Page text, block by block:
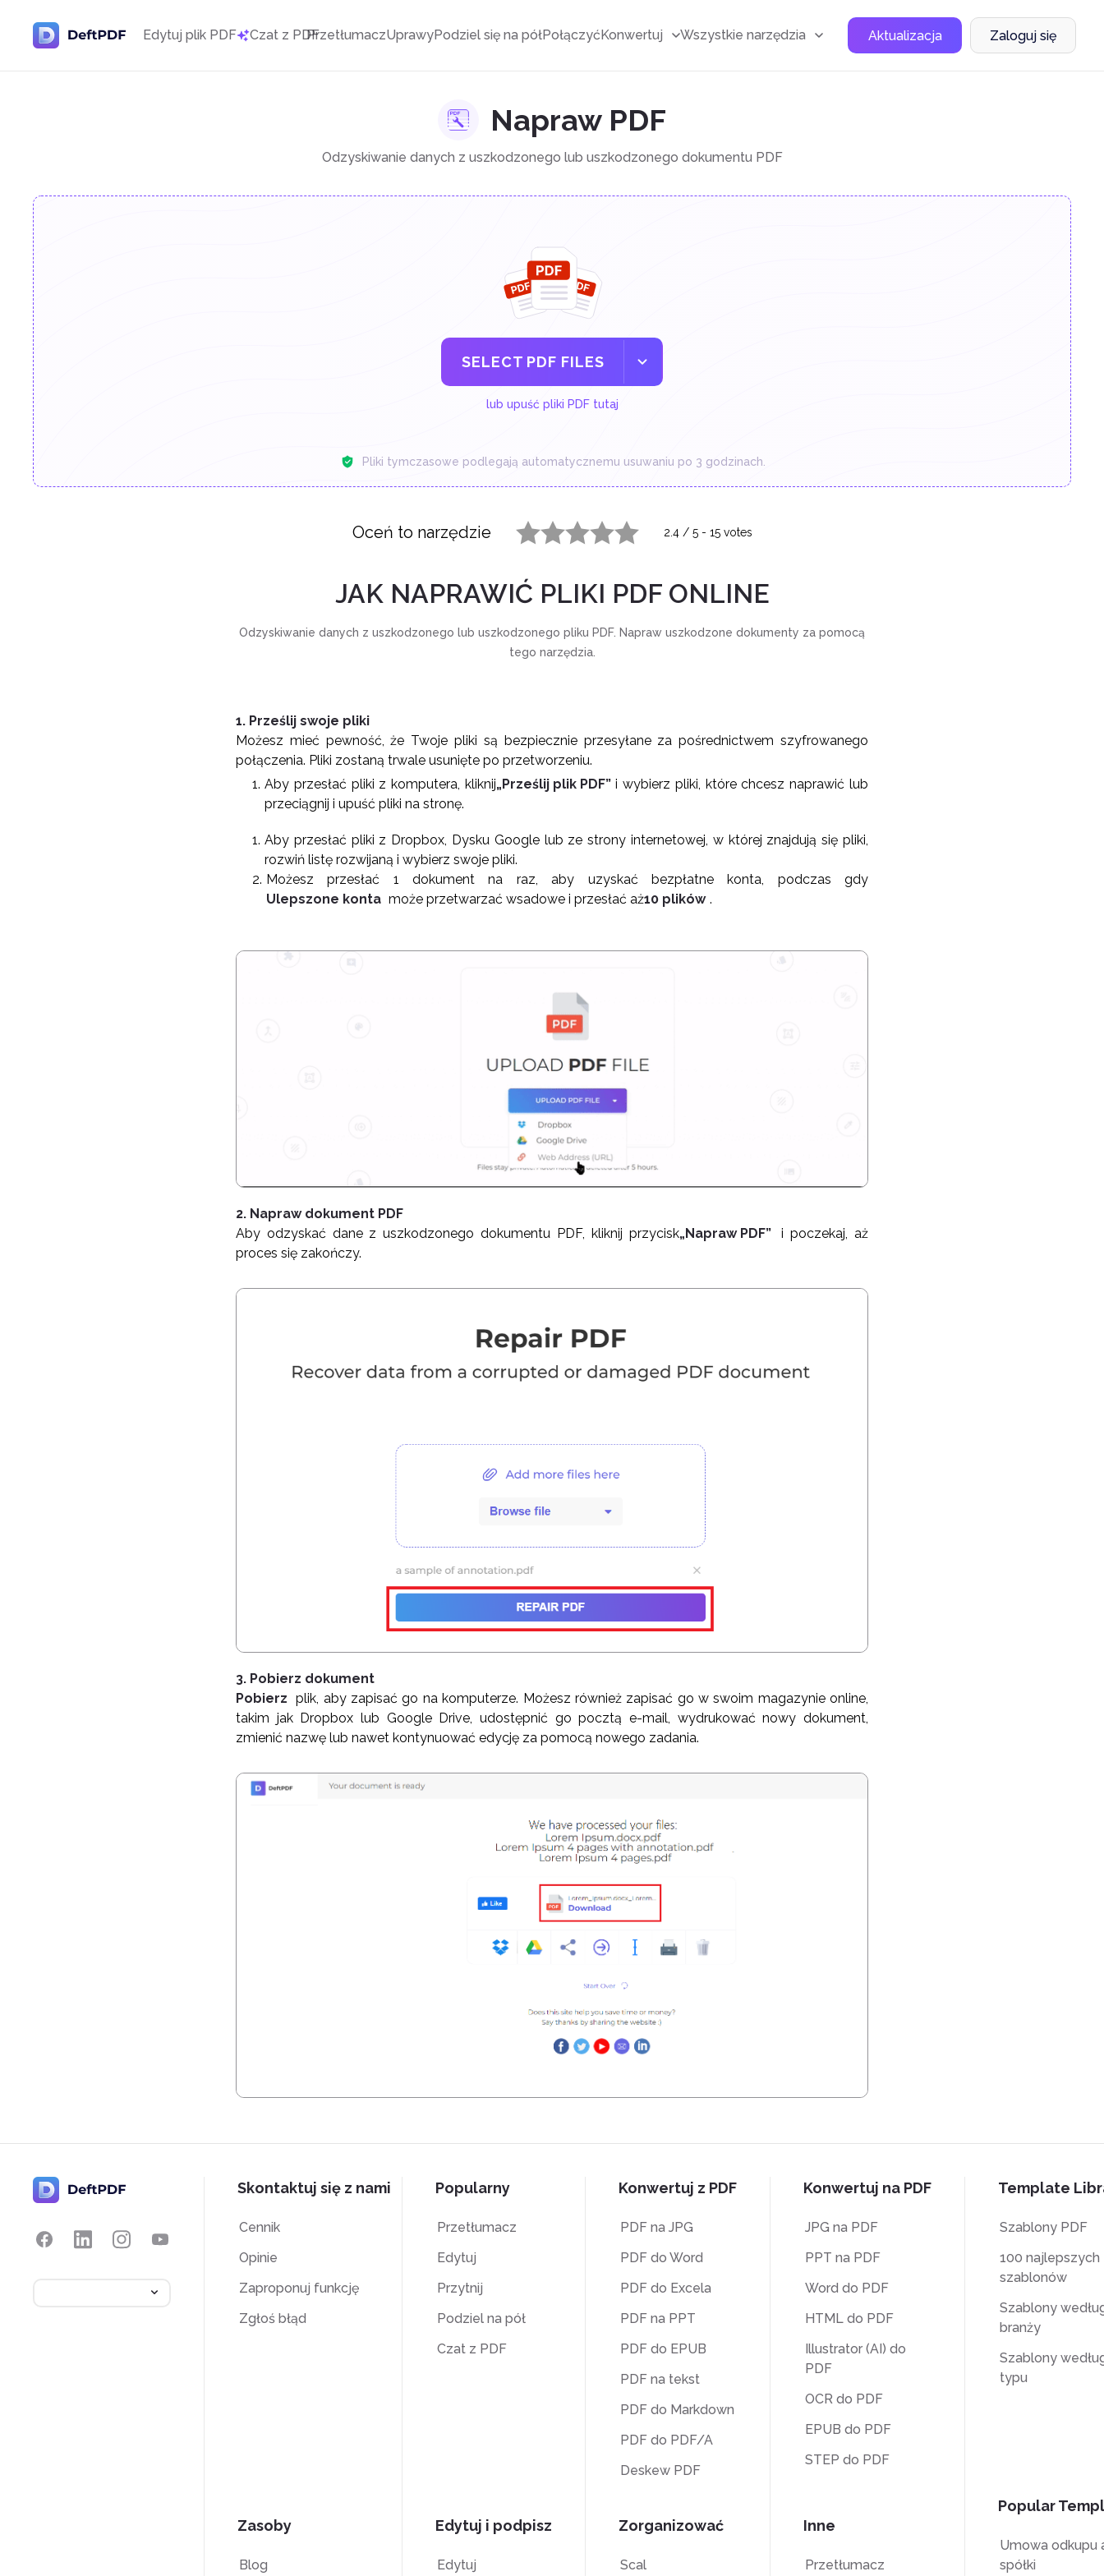
Edytuj plik PDF Czat z PDFPrzetłumaczUprawyPodziel się na półPołączyćKonwertuj Wszystkie narzędzia Aktualizacja Zaloguj się
Napraw PDF
Odzyskiwanie danych z uszkodzonego lub uszkodzonego dokumentu PDF
SELECT PDF FILES
lub upuść pliki PDF tutaj
Pliki tymczasowe podlegają automatycznemu usuwaniu po 3 godzinach.
Oceń to narzędzie 2.4/ 5- 15votes
JAK NAPRAWIĆ PLIKI PDF ONLINE
Odzyskiwanie danych z uszkodzonego lub uszkodzonego pliku PDF. Napraw uszkodzone dokumenty za pomocą
tego narzędzia.
1. Prześlij swoje pliki
Możesz mieć pewność, że Twoje pliki są bezpiecznie przesyłane za pośrednictwem szyfrowanego
połączenia. Pliki zostaną trwale usunięte po przetworzeniu.
Aby przesłać pliki z komputera, kliknij„Prześlij plik PDF” i wybierz pliki, które chcesz naprawić lub
przeciągnij i upuść pliki na stronę.
Aby przesłać pliki z Dropbox, Dysku Google lub ze strony internetowej, w której znajdują się pliki,
rozwiń listę rozwijaną i wybierz swoje pliki.
Możesz przesłać 1 dokument na raz, aby uzyskać bezpłatne konta, podczas gdy
Ulepszone konta może przetwarzać wsadowe i przesłać aż10 plików .
2. Napraw dokument PDF
Aby odzyskać dane z uszkodzonego dokumentu PDF, kliknij przycisk„Napraw PDF”
i poczekaj, aż
proces się zakończy.
3. Pobierz dokument
Pobierz plik, aby zapisać go na komputerze. Możesz również zapisać go w swoim magazynie online,
takim jak Dropbox lub Google Drive, udostępnić go pocztą e-mail, wydrukować nowy dokument,
zmienić nazwę lub nawet kontynuować edycję za pomocą nowego zadania.
Skontaktuj się z nami
Cennik
Opinie
Zaproponuj funkcję
Zgłoś błąd
Zasoby
Blog
Popularny
Przetłumacz
Edytuj
Przytnij
Podziel na pół
Czat z PDF
Edytuj i podpisz
Edytuj
Konwertuj z PDF
PDF na JPG
PDF do Word
PDF do Excela
PDF na PPT
PDF do EPUB
PDF na tekst
PDF do Markdown
PDF do PDF/A
Deskew PDF
Zorganizować
Scal
Konwertuj na PDF
JPG na PDF
PPT na PDF
Word do PDF
HTML do PDF
Illustrator (AI) do
PDF
OCR do PDF
EPUB do PDF
STEP do PDF
Inne
Przetłumacz
Template
Szablony PDF
100 najlepszych
szablonów
Szablony
branży
Szablony
typu
Popular
Umowa odkupu
spółki